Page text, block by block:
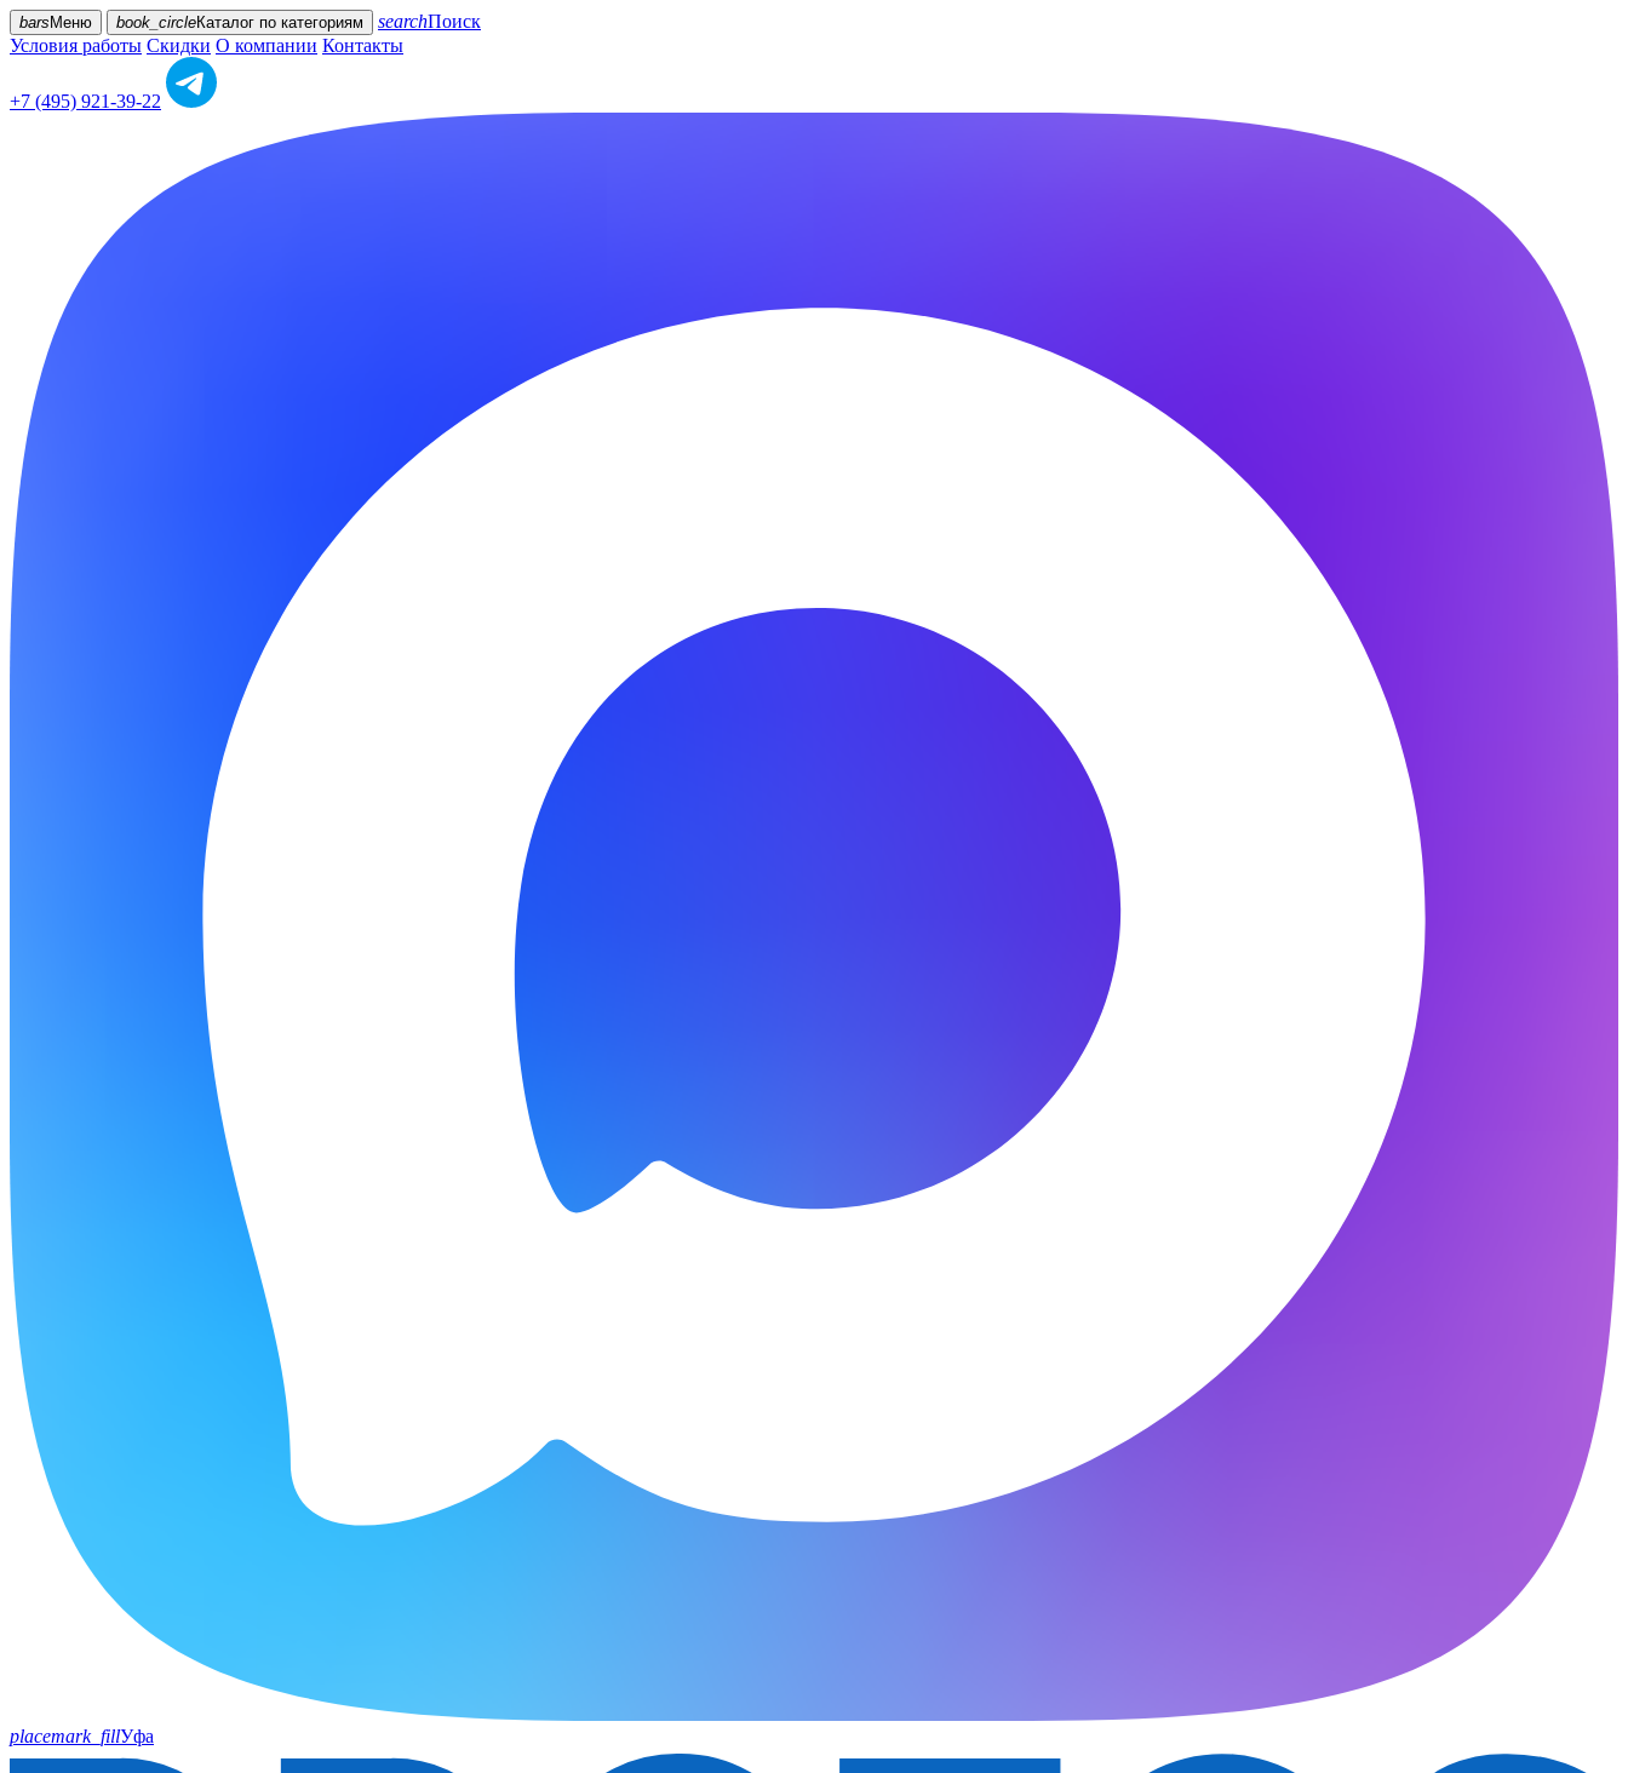
bars Меню book_circleКаталог по категориям searchПоиск
Условия работы Скидки О компании Контакты
+7 (495) 921-39-22
placemark_fillУфа